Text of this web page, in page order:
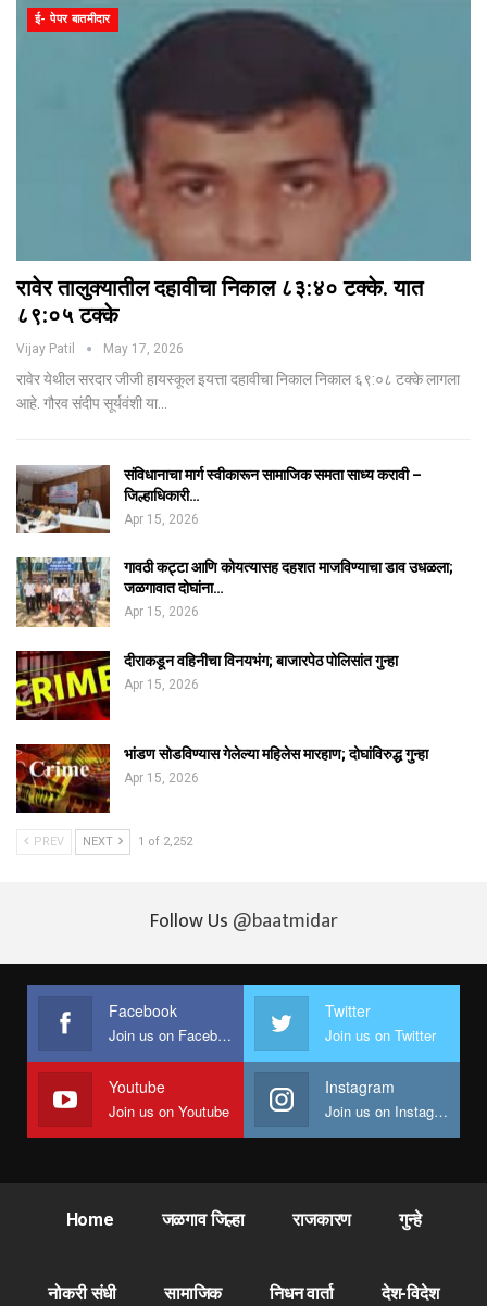
ई- पेपर बातमीदार
रावेर तालुक्यातील दहावीचा निकाल ८३:४० टक्के. यात
८९:०५ टक्के
Vijay Patil May 17, 2026
रावेर येथील सरदार जीजी हायस्कूल इयत्ता दहावीचा निकाल निकाल ६९:०८ टक्के लागला
आहे. गौरव संदीप सूर्यवंशी या…
संविधानाचा मार्ग स्वीकारून सामाजिक समता साध्य करावी –
जिल्हाधिकारी…
Apr 15, 2026
गावठी कट्टा आणि कोयत्यासह दहशत माजविण्याचा डाव उधळला;
जळगावात दोघांना…
Apr 15, 2026
दीराकडून वहिनीचा विनयभंग; बाजारपेठ पोलिसांत गुन्हा
Apr 15, 2026
भांडण सोडविण्यास गेलेल्या महिलेस मारहाण; दोघांविरुद्ध गुन्हा
Apr 15, 2026
PREV NEXT 1 of 2,252
Follow Us @baatmidar
Facebook
Join us on Facebook
Twitter
Join us on Twitter
Youtube
Join us on Youtube
Instagram
Join us on Instagram
Home जळगाव जिल्हा राजकारण गुन्हे
नोकरी संधी सामाजिक निधन वार्ता देश-विदेश